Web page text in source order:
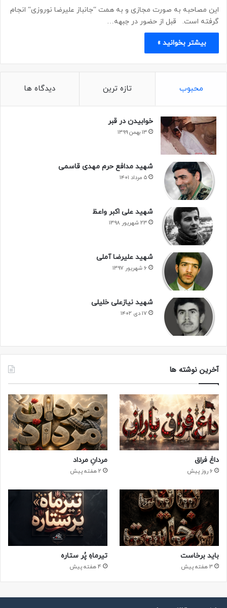
این مصاحبه به صورت مجازی و به همت “جانباز علیرضا نوروزی“ انجام
گرفته است. قبل از حضور در جبهه…
بیشتر بخوانید »
محبوب تازه ترین دیدگاه ها
خوابیدن در قبر
۱۳ بهمن ۱۳۹۹
شهید مدافع حرم مهدی قاسمی
۵ مرداد ۱۴۰۱
شهید علی اکبر واعظ
۲۳ شهریور ۱۳۹۸
شهید علیرضا آملی
۶ شهریور ۱۳۹۷
شهید نیازعلی خلیلی
۱۷ دی ۱۴۰۲
آخرین نوشته ها
داغ فراق
6 روز پیش
مردانِ مرداد
2 هفته پیش
باید برخاست
3 هفته پیش
تیرماهِ پُر ستاره
4 هفته پیش